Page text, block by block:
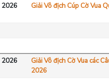
2026 Giải Vô địch Cúp Cờ Vua
2026
Giải Vô địch Cờ Vua các
2026